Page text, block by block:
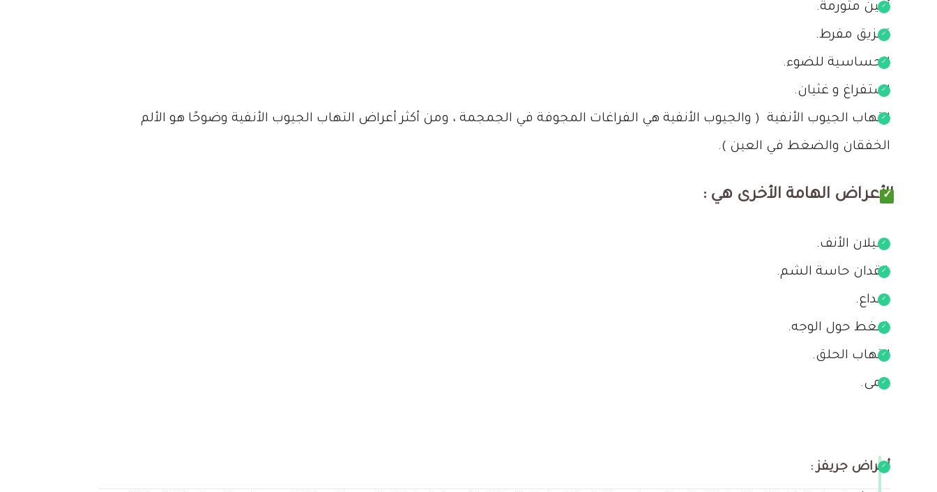
أعين متورمة.
تمزيق مفرط.
الحساسية للضوء.
استفراغ و غثيان.
التهاب الجيوب الأنفية ( والجيوب الأنفية هي الفراغات المجوفة في الجمجمة ، ومن أكثر أعراض التهاب الجيوب الأنفية وضوحًا هو الألم
الخفقان والضغط في العين ).
الأعراض الهامة الأخرى هي :
سيلان الأنف.
فقدان حاسة الشم.
صداع.
ضغط حول الوجه.
التهاب الحلق.
حمى.
أمراض جريفز :